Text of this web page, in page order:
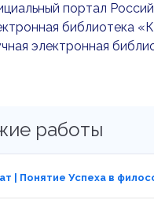
портал
библиотека
электронная
работы
| Понятие Успеха в